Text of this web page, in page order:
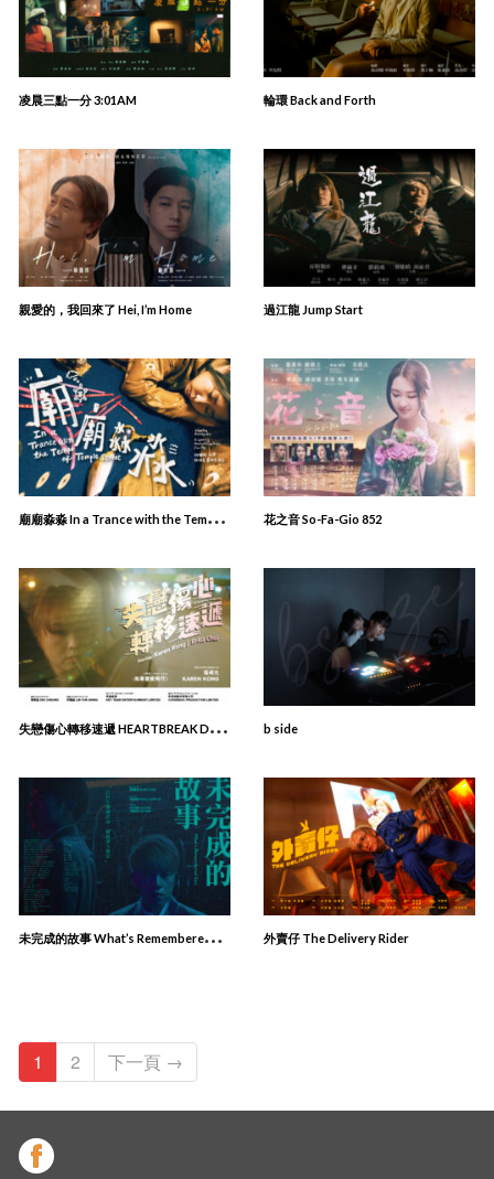
凌晨三點一分 3:01AM 輪環 Back and Forth
親愛的，我回來了 Hei, I’m Home 過江龍 Jump Start
廟
廟淼淼 In a Trance with the Tempo of Temple Street 花之音 So-Fa-Gio 852
失
戀傷⼼轉移速遞 HEARTBREAK DIVERSION SERVICE b side
未
完成的故事 What’s Remembered, Lives 外賣仔 The Delivery Rider
1 2 下一頁 →